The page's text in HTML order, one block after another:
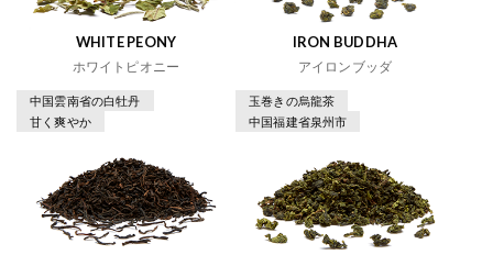
WHITE PEONY
ホワイトピオニー
中国雲南省の白牡丹
甘く爽やか
IRON BUDDHA
アイロンブッダ
玉巻きの烏龍茶
中国福建省泉州市